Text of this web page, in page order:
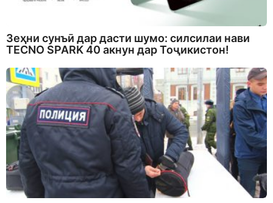
Зеҳни сунъӣ дар дасти шумо: силсилаи нави
TECNO SPARK 40 акнун дар Тоҷикистон!